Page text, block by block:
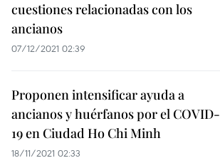
cuestiones relacionadas con los
ancianos
07/12/2021 02:39
Proponen intensificar ayuda a
ancianos y huérfanos por el COVID-
19 en Ciudad Ho Chi Minh
18/11/2021 02:33